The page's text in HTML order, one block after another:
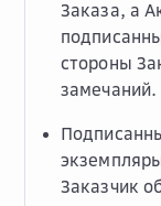
Заказа, а
стороны
замечаний.
Заказчик